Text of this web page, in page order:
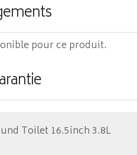
pour ce produit.
Toilet 16.5inch 3.8L